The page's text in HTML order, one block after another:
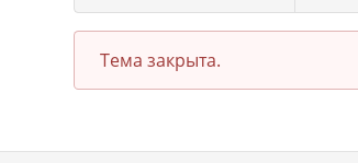
Тема закрыта.